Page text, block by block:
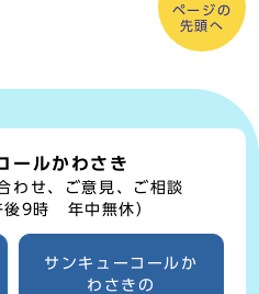
ページの
先頭へ
ールかわさき
わせ、ご意見、ご相談
後9時 年中無休）
サンキューコールか
わさきの